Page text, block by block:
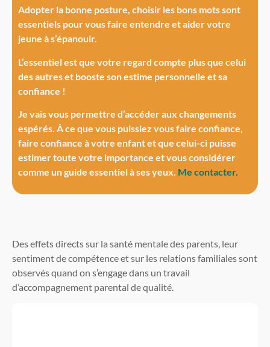
Adopter la bonne posture, choisir les bons mots sont
essentiels pour vous faire entendre et aider votre
jeune à s’épanouir.
L’essentiel est que votre regard compte plus que celui
des autres et booste son estime personnelle et sa
confiance !
Je vais vous permettre d’accéder aux changements
espérés. Àce que vous puissiez vous faire confiance,
faire confiance à votre enfant et que celui-ci puisse
estimer toute votre importance et vous considérer
comme un guide essentiel à ses yeux. Me contacter.
Des effets directs sur la santé mentale des parents, leur
sentiment de compétence et sur les relations familiales sont
observés quand on s’engage dans un travail
d’accompagnement parental de qualité.